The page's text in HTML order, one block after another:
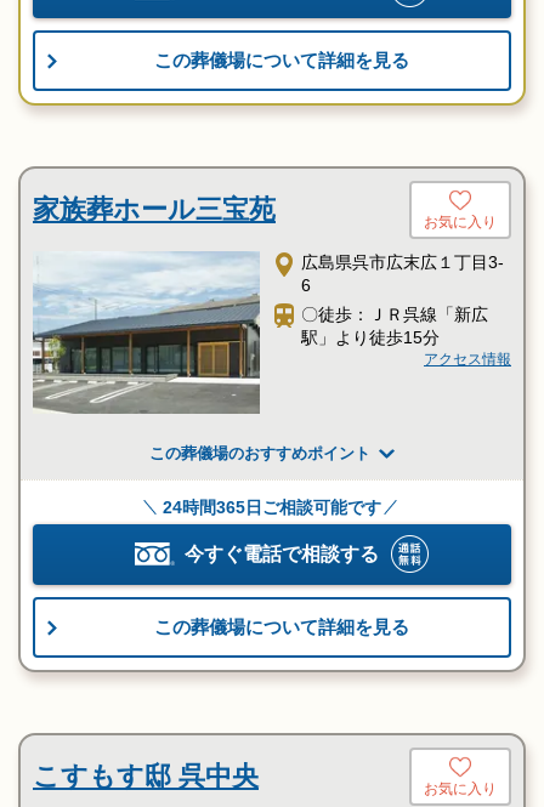
この葬儀場について詳細を見る
家族葬ホール三宝苑 お気に入り
広島県呉市広末広１丁目3-
6
〇徒歩：ＪＲ呉線「新広
駅」より徒歩15分
アクセス情報
この葬儀場のおすすめポイント
24時間365日ご相談可能です
今すぐ電話で相談する
この葬儀場について詳細を見る
こすもす邸 呉中央 お気に入り